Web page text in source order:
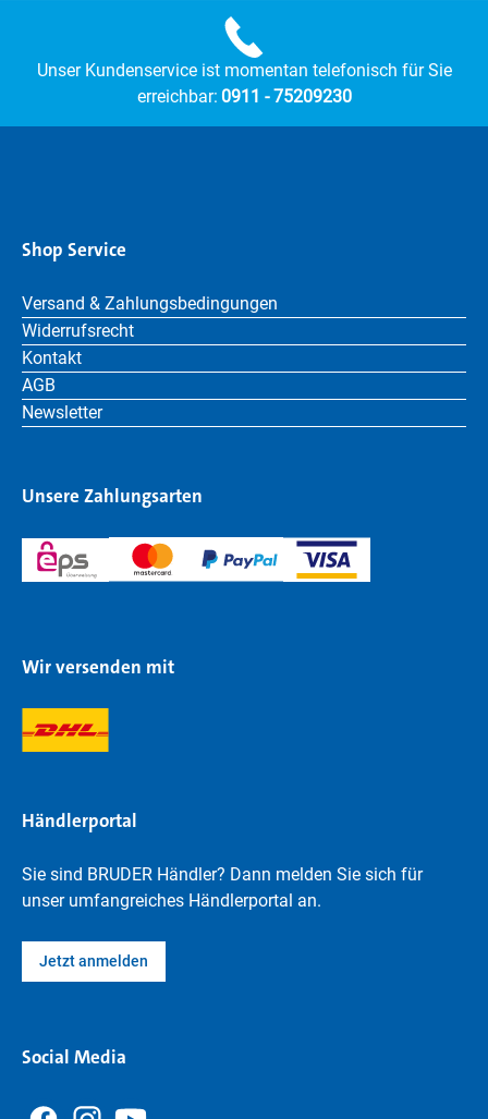
Unser Kundenservice ist momentan telefonisch für Sie
erreichbar: 0911 - 75209230
Shop Service
Versand & Zahlungsbedingungen
Widerrufsrecht
Kontakt
AGB
Newsletter
Unsere Zahlungsarten
Wir versenden mit
Händlerportal
Sie sind BRUDER Händler? Dann melden Sie sich für
unser umfangreiches Händlerportal an.
Jetzt anmelden
Social Media